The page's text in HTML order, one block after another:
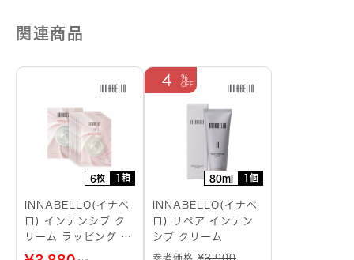
関連商品
6枚 1箱
INNABELLO(イナベ
ロ) インテンシブ ク
リーム ラッピング シ
ートマスク
80ml 1個
4
INNABELLO(イナベ
ロ) リペア インテン
シブ クリーム
参考価格 ¥3,900